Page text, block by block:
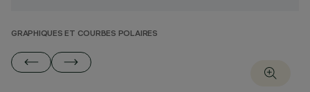
GRAPHIQUES ET COURBES POLAIRES